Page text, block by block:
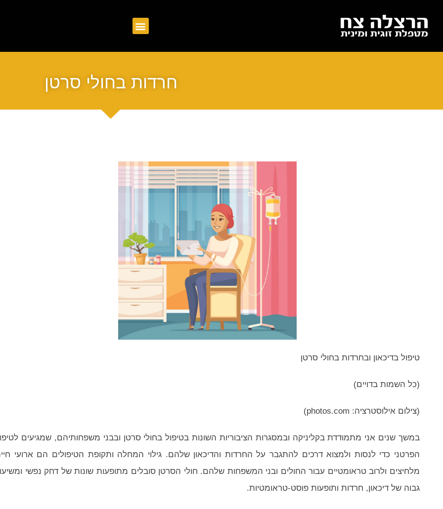
חרדות בחולי סרטן
טיפול בדיכאון ובחרדות בחולי סרטן
(כל השמות בדויים)
(צילום אילוסטרציה: photos.com)
במשך שנים אני מתמודדת בקליניקה ובמסגרות הציבוריות השונות בטיפול בחולי סרטן ובבני משפחותיהם, שמגיעים
הפרטני כדי לנסות ולמצוא דרכים להתגבר על החרדות והדיכאון שלהם. גילוי המחלה ותקופת הטיפולים הם ארועי
מלחיצים ולרוב טראומטיים עבור החולים ובני המשפחות שלהם. חולי הסרטן סובלים מתופעות שונות של דחק נפשי
גבוה של דיכאון, חרדות ותופעות פוסט-טראומטיות.